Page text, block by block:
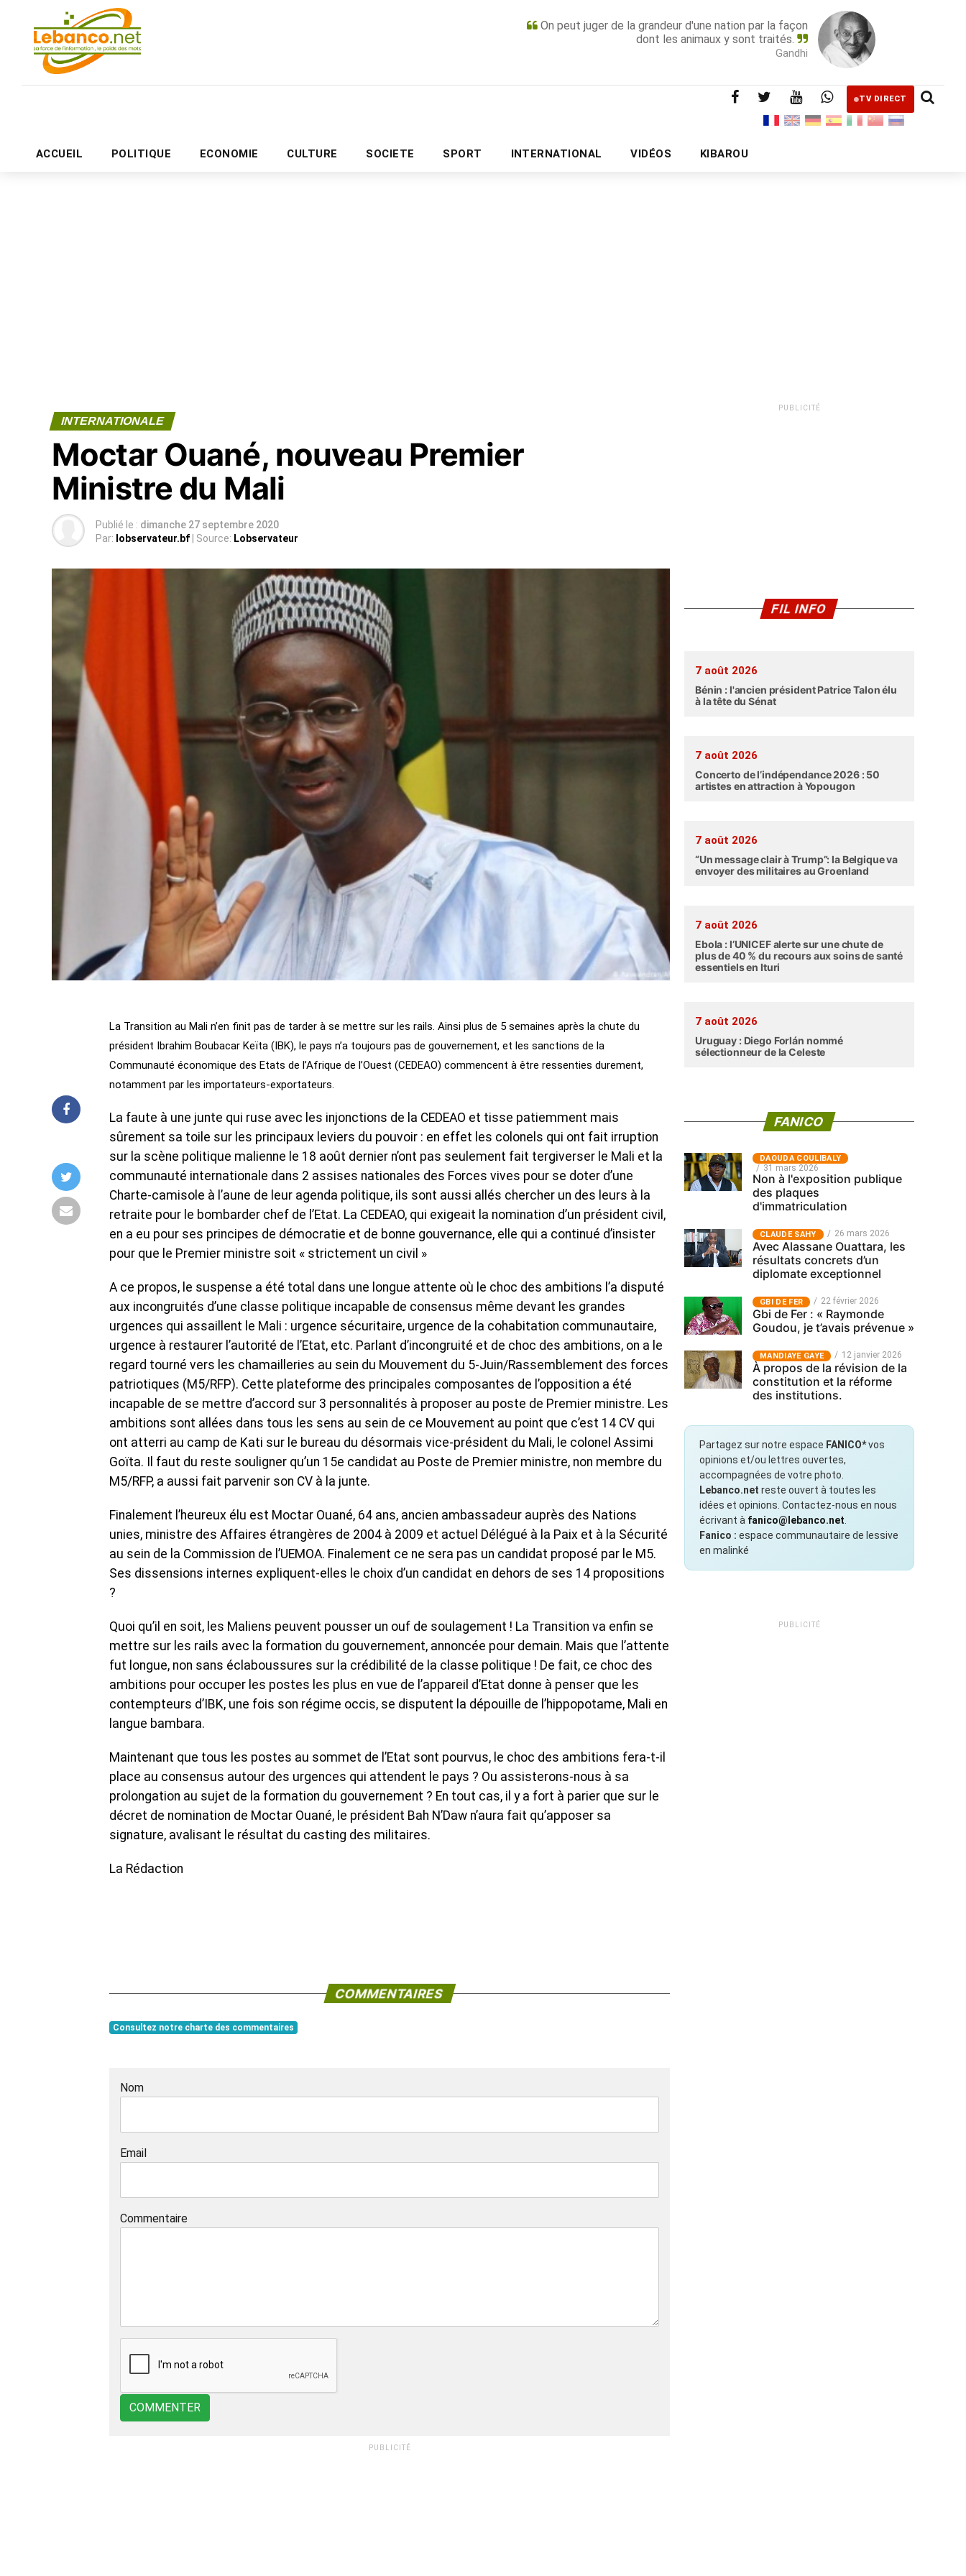
On peut juger de la grandeur d'une nation par la façon
dont les animaux y sont traités.
Gandhi
TV DIRECT
ACCUEIL POLITIQUE ECONOMIE CULTURE SOCIETE SPORT INTERNATIONAL VIDÉOS KIBAROU
PUBLICITÉ
INTERNATIONALE
Moctar Ouané, nouveau Premier
Ministre du Mali
Publié le : dimanche 27 septembre 2020
Par: lobservateur.bf | Source: Lobservateur
La Transition au Mali n’en finit pas de tarder à se mettre sur les rails. Ainsi plus de 5 semaines après la chute du
président Ibrahim Boubacar Keïta (IBK), le pays n’a toujours pas de gouvernement, et les sanctions de la
Communauté économique des Etats de l’Afrique de l’Ouest (CEDEAO) commencent à être ressenties durement,
notamment par les importateurs-exportateurs.
La faute à une junte qui ruse avec les injonctions de la CEDEAO et tisse patiemment mais
sûrement sa toile sur les principaux leviers du pouvoir : en effet les colonels qui ont fait irruption
sur la scène politique malienne le 18 août dernier n’ont pas seulement fait tergiverser le Mali et la
communauté internationale dans 2 assises nationales des Forces vives pour se doter d’une
Charte-camisole à l’aune de leur agenda politique, ils sont aussi allés chercher un des leurs à la
retraite pour le bombarder chef de l’Etat. La CEDEAO, qui exigeait la nomination d’un président civil,
en a eu pour ses principes de démocratie et de bonne gouvernance, elle qui a continué d’insister
pour que le Premier ministre soit « strictement un civil »
A ce propos, le suspense a été total dans une longue attente où le choc des ambitions l’a disputé
aux incongruités d’une classe politique incapable de consensus même devant les grandes
urgences qui assaillent le Mali : urgence sécuritaire, urgence de la cohabitation communautaire,
urgence à restaurer l’autorité de l’Etat, etc. Parlant d’incongruité et de choc des ambitions, on a le
regard tourné vers les chamailleries au sein du Mouvement du 5-Juin/Rassemblement des forces
patriotiques (M5/RFP). Cette plateforme des principales composantes de l’opposition a été
incapable de se mettre d’accord sur 3 personnalités à proposer au poste de Premier ministre. Les
ambitions sont allées dans tous les sens au sein de ce Mouvement au point que c’est 14 CV qui
ont atterri au camp de Kati sur le bureau du désormais vice-président du Mali, le colonel Assimi
Goïta. Il faut du reste souligner qu’un 15e candidat au Poste de Premier ministre, non membre du
M5/RFP, a aussi fait parvenir son CV à la junte.
Finalement l’heureux élu est Moctar Ouané, 64 ans, ancien ambassadeur auprès des Nations
unies, ministre des Affaires étrangères de 2004 à 2009 et actuel Délégué à la Paix et à la Sécurité
au sein de la Commission de l’UEMOA. Finalement ce ne sera pas un candidat proposé par le M5.
Ses dissensions internes expliquent-elles le choix d’un candidat en dehors de ses 14 propositions
?
Quoi qu’il en soit, les Maliens peuvent pousser un ouf de soulagement ! La Transition va enfin se
mettre sur les rails avec la formation du gouvernement, annoncée pour demain. Mais que l’attente
fut longue, non sans éclaboussures sur la crédibilité de la classe politique ! De fait, ce choc des
ambitions pour occuper les postes les plus en vue de l’appareil d’Etat donne à penser que les
contempteurs d’IBK, une fois son régime occis, se disputent la dépouille de l’hippopotame, Mali en
langue bambara.
Maintenant que tous les postes au sommet de l’Etat sont pourvus, le choc des ambitions fera-t-il
place au consensus autour des urgences qui attendent le pays ? Ou assisterons-nous à sa
prolongation au sujet de la formation du gouvernement ? En tout cas, il y a fort à parier que sur le
décret de nomination de Moctar Ouané, le président Bah N’Daw n’aura fait qu’apposer sa
signature, avalisant le résultat du casting des militaires.
La Rédaction
COMMENTAIRES
Consultez notre charte des commentaires
Nom
Email
Commentaire
COMMENTER
PUBLICITÉ
PUBLICITÉ
FIL INFO
7 août 2026
Bénin : l'ancien président Patrice Talon élu
à la tête du Sénat
7 août 2026
Concerto de l’indépendance 2026 : 50
artistes en attraction à Yopougon
7 août 2026
“Un message clair à Trump”: la Belgique va
envoyer des militaires au Groenland
7 août 2026
Ebola : l’UNICEF alerte sur une chute de
plus de 40 % du recours aux soins de santé
essentiels en Ituri
7 août 2026
Uruguay : Diego Forlán nommé
sélectionneur de la Celeste
FANICO
‎DAOUDA COULIBALY
31 mars 2026
Non à l'exposition publique
des plaques
d'immatriculation
CLAUDE SAHY 26 mars 2026
Avec Alassane Ouattara, les
résultats concrets d’un
diplomate exceptionnel
GBI DE FER 22 février 2026
Gbi de Fer : « Raymonde
Goudou, je t’avais prévenue »
MANDIAYE GAYE 12 janvier 2026
À propos de la révision de la
constitution et la réforme
des institutions.
Partagez sur notre espace FANICO*vos
opinions et/ou lettres ouvertes,
accompagnées de votre photo.
Lebanco.net reste ouvert à toutes les
idées et opinions. Contactez-nous en nous
écrivant à fanico@lebanco.net
Fanico : espace communautaire de lessive
en malinké
PUBLICITÉ